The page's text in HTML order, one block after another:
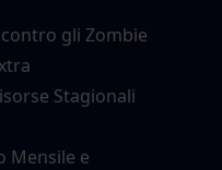
gli Zombie
Stagionali
Mensile e